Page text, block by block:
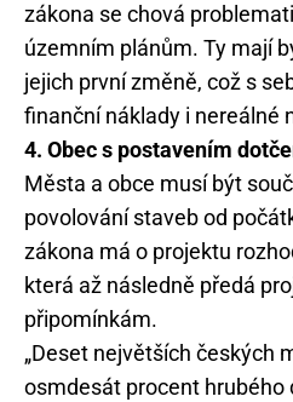
zákona se chová
územním plánům. Ty mají
jejich první změně, což s
finanční náklady i nereálné
4. Obec s postavením
Města a obce musí být
povolování staveb od
zákona má o projektu
která až následně předá
připomínkám.
„Deset největších českých
osmdesát procent hrubého